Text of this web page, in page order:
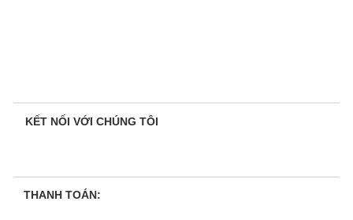
KẾT NỐI VỚI CHÚNG TÔI
THANH TOÁN: